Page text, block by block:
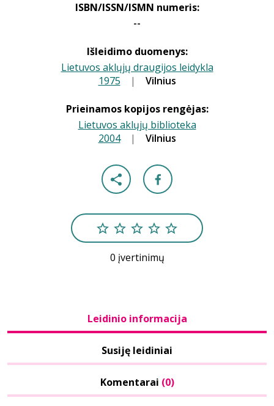
ISBN/ISSN/ISMN numeris:
--
Išleidimo duomenys:
Lietuvos aklųjų draugijos leidykla
1975 | Vilnius
Prieinamos kopijos rengėjas:
Lietuvos aklųjų biblioteka
2004 | Vilnius
0 įvertinimų
Leidinio informacija
Susiję leidiniai
Komentarai (0)